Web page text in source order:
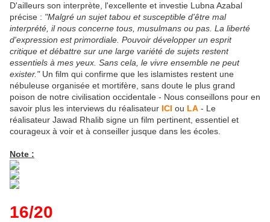
D'ailleurs son interprète, l'excellente et investie Lubna Azabal
précise : "Malgré un sujet tabou et susceptible d'être mal
interprété, il nous concerne tous, musulmans ou pas. La liberté
d'expression est primordiale. Pouvoir développer un esprit
critique et débattre sur une large variété de sujets restent
essentiels à mes yeux. Sans cela, le vivre ensemble ne peut
exister."Un film qui confirme que les islamistes restent une
nébuleuse organisée et mortifère, sans doute le plus grand
poison de notre civilisation occidentale - Nous conseillons pour en
savoir plus les interviews du réalisateur ICI ou LA - Le
réalisateur Jawad Rhalib signe un film pertinent, essentiel et
courageux à voir et à conseiller jusque dans les écoles.
Note :
16/20